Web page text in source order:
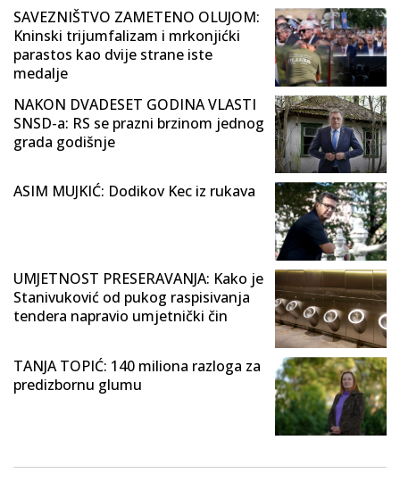
SAVEZNIŠTVO ZAMETENO OLUJOM:
Kninski trijumfalizam i mrkonjićki
parastos kao dvije strane iste
medalje
NAKON DVADESET GODINA VLASTI
SNSD-a: RS se prazni brzinom jednog
grada godišnje
ASIM MUJKIĆ: Dodikov Kec iz rukava
UMJETNOST PRESERAVANJA: Kako je
Stanivuković od pukog raspisivanja
tendera napravio umjetnički čin
TANJA TOPIĆ: 140 miliona razloga za
predizbornu glumu